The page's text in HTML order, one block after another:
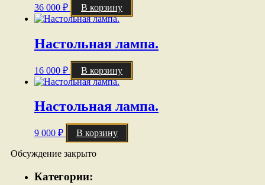
36 000 ₽ В корзину
Настольная лампа.
16 000 ₽ В корзину
Настольная лампа.
9 000 ₽ В корзину
Обсуждение закрыто
Категории: